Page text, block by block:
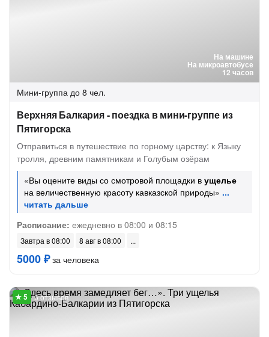
На машине
На микроавтобусе
12 часов
Мини-группа до 8 чел.
Верхняя Балкария - поездка в мини-группе из
Пятигорска
Отправиться в путешествие по горному царству: к Языку
тролля, древним памятникам и Голубым озёрам
«Вы оцените виды со смотровой площадки в ущелье
на величественную красоту кавказской природы»
Расписание: ежедневно в 08:00 и 08:15
Завтра в 08:00 8 авг в 08:00
5000 ₽за человека
5 отзывов